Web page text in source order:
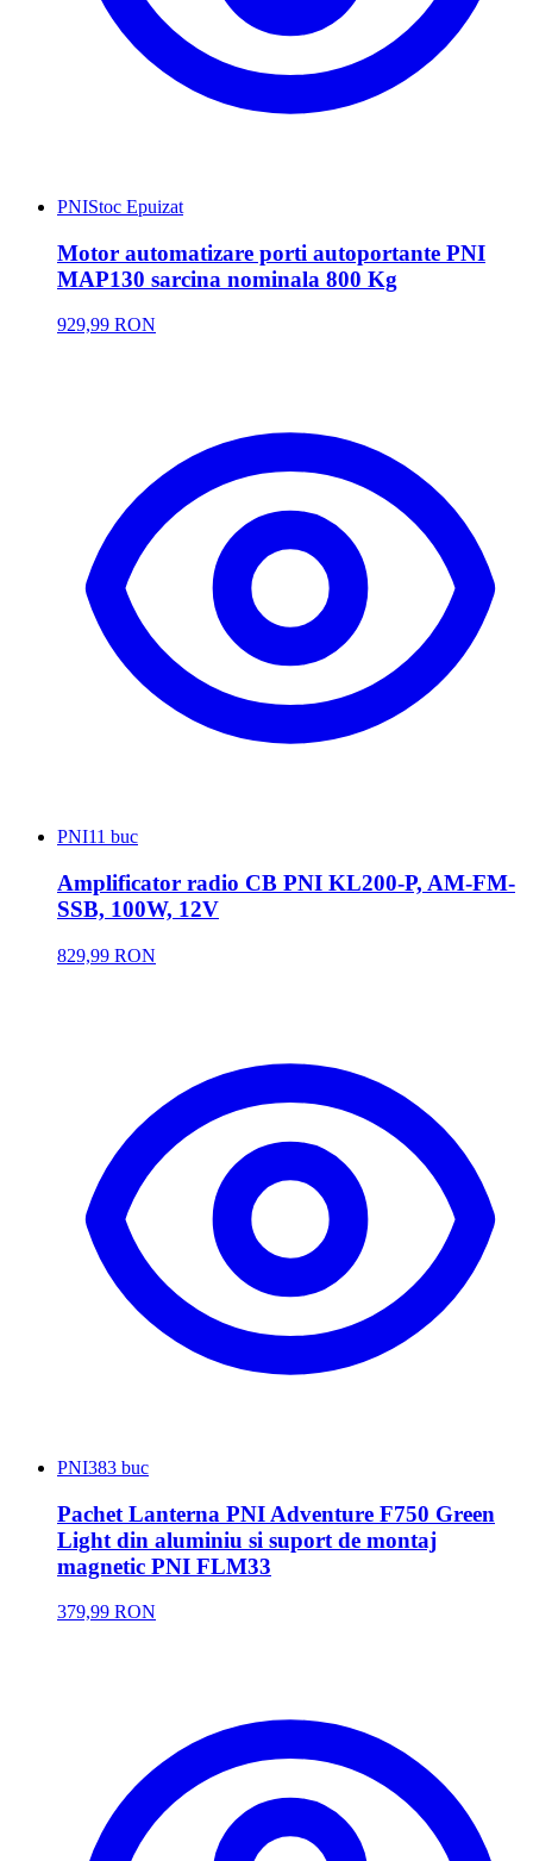
PNIStoc Epuizat
Motor automatizare porti autoportante PNI
MAP130 sarcina nominala 800 Kg
929,99 RON
PNI11 buc
Amplificator radio CB PNI KL200-P, AM-FM-
SSB, 100W, 12V
829,99 RON
PNI383 buc
Pachet Lanterna PNI Adventure F750 Green
Light din aluminiu si suport de montaj
magnetic PNI FLM33
379,99 RON